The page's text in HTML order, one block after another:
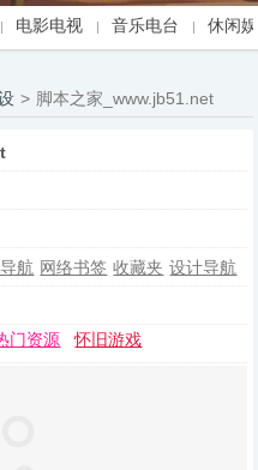
电影电视 音乐电台 休闲
> 脚本之家_www.jb51.net
航 网络书签 收藏夹 设计导航
门资源 怀旧游戏